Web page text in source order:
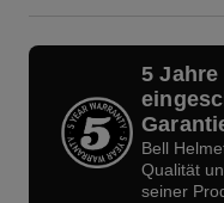
5 Jahre
Bell
Qualität
seiner